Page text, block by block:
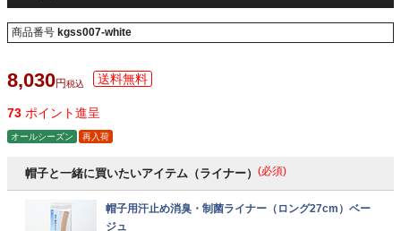
商品番号 kgss007-white
8,030 税込
73 ポイント進呈
オールシーズン 再入荷
帽子と一緒に買いたいアイテム（ライナー） (必須)
帽子用汗止め消臭・制菌ライナー（ロング27cm）ベー
ジュ